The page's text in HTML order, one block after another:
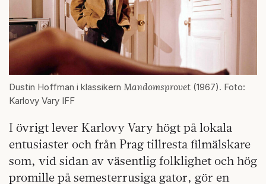
Dustin Hoffman i klassikern Mandomsprovet (1967). Foto:
Karlovy Vary IFF
I övrigt lever Karlovy Vary högt på lokala
entusiaster och från Prag tillresta filmälskare
som, vid sidan av väsentlig folklighet och hög
promille på semesterrusiga gator, gör en